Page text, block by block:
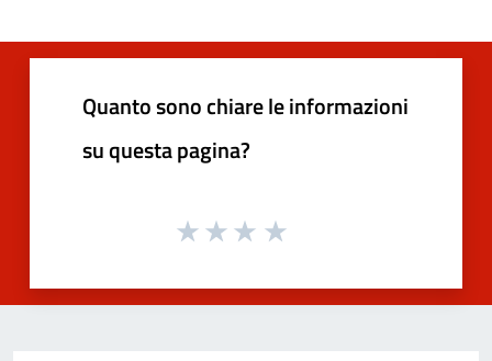
Quanto sono chiare le informazioni
su questa pagina?